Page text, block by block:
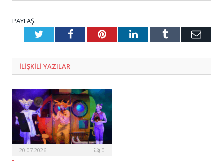
PAYLAŞ.
TwitterFacebookPinterestLinkedInTumblr E-
ILIŞKILI YAZILAR
20.07.2026 0